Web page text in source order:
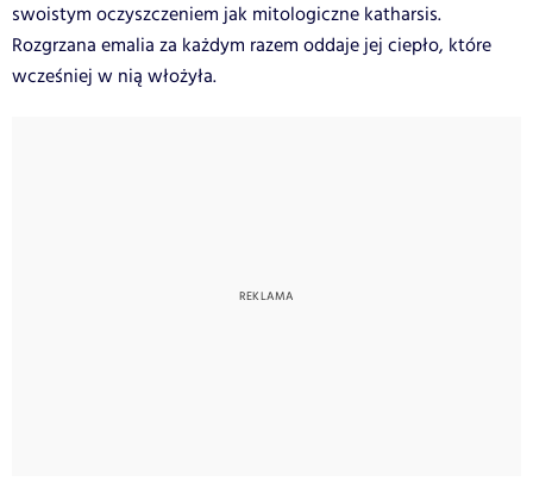
swoistym oczyszczeniem jak mitologiczne katharsis.
Rozgrzana emalia za każdym razem oddaje jej ciepło, które
wcześniej w nią włożyła.